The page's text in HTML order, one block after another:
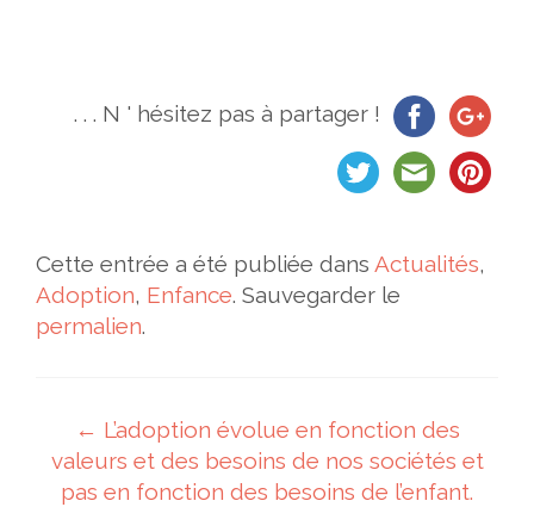
. . . N ' hésitez pas à partager !
Cette entrée a été publiée dans Actualités,
Adoption, Enfance. Sauvegarder le
permalien.
Navigation des articles
← L’adoption évolue en fonction des
valeurs et des besoins de nos sociétés et
pas en fonction des besoins de l’enfant.